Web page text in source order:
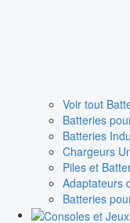
Voir tout
Batteries
Batteries
Chargeurs
Piles et
Adaptateurs
Batteries